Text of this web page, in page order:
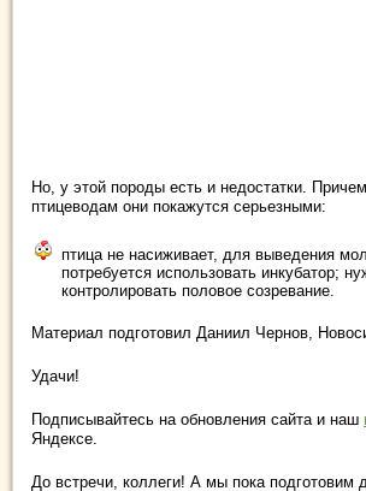
Но, у этой породы есть и недостатки.
птицеводам они покажутся серьезными:
птица не насиживает, для выведения
потребуется использовать инкубатор;
контролировать половое созревание.
Материал подготовил Даниил Чернов,
Удачи!
Подписывайтесь на обновления сайта и наш
Яндексе.
До встречи, коллеги! А мы пока подготовим